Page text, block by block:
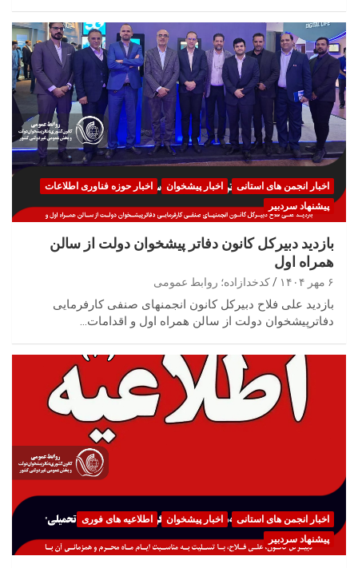
اخبار انجمن های استانی اخبار پیشخوان
اخبار حوزه فناوری اطلاعات
پیشنهاد سردبیر
بازدید دبیرکل کانون دفاتر پیشخوان دولت از سالن
همراه اول
۶ مهر ۱۴۰۴ کدخدازاده؛ روابط عمومی
بازدید علی فلاح دبیرکل کانون انجمنهای صنفی کارفرمایی
دفاترپیشخوان دولت از سالن همراه اول و اقدامات…
اخبار انجمن های استانی اخبار پیشخوان
اطلاعیه های فوری
پیشنهاد سردبیر